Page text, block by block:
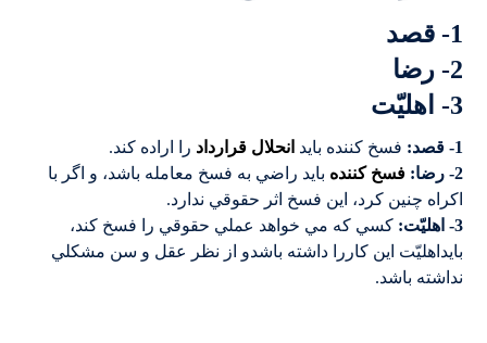
1- قصد
2- رضا
3- اهلیّت
1- قصد: فسخ کننده بايد انحلال قرارداد را اراده کند.
2- رضا: فسخ کننده بايد راضي به فسخ معامله باشد، و اگر با
اکراه چنين کرد، اين فسخ اثر حقوقي ندارد.
3- اهليّت:
کسي که مي خواهد عملي حقوقي را فسخ کند،
بايداهليّت اين کاررا داشته باشدو از نظر عقل و سن مشکلي
نداشته باشد.